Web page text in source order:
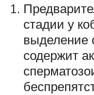
стадии у
выделение
содержит